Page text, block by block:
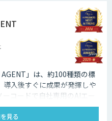
」は、約100種類の標
入後すぐに成果が発揮しや
コードで自社専用のAIエー
して自律してタスクを遂行
見る